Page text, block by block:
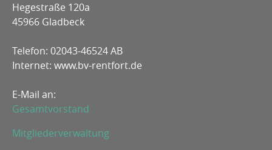
Hegestraße 120a
45966 Gladbeck
Telefon: 02043-46524 AB
Internet: www.bv-rentfort.de
E-Mail an:
Gesamtvorstand
Mitgliederverwaltung